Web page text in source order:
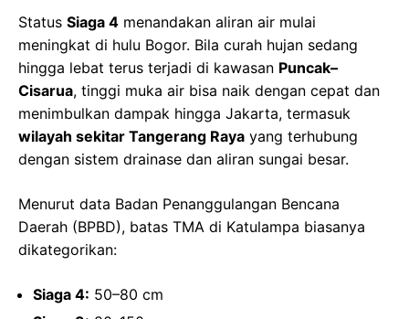
Status Siaga 4 menandakan aliran air mulai
meningkat di hulu Bogor. Bila curah hujan sedang
hingga lebat terus terjadi di kawasan Puncak–
Cisarua, tinggi muka air bisa naik dengan cepat dan
menimbulkan dampak hingga Jakarta, termasuk
wilayah sekitar Tangerang Raya yang terhubung
dengan sistem drainase dan aliran sungai besar.
Menurut data Badan Penanggulangan Bencana
Daerah (BPBD), batas TMA di Katulampa biasanya
dikategorikan:
Siaga 4: 50–80 cm